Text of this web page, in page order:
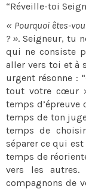
“Réveille-toi
« Pourquoi êtes-
? ». Seigneur, tu
qui ne consiste
aller vers toi et à
urgent résonne :
tout votre cœur
temps d’épreuve
temps de ton
temps de
séparer ce qui est
temps de
vers les
compagnons de